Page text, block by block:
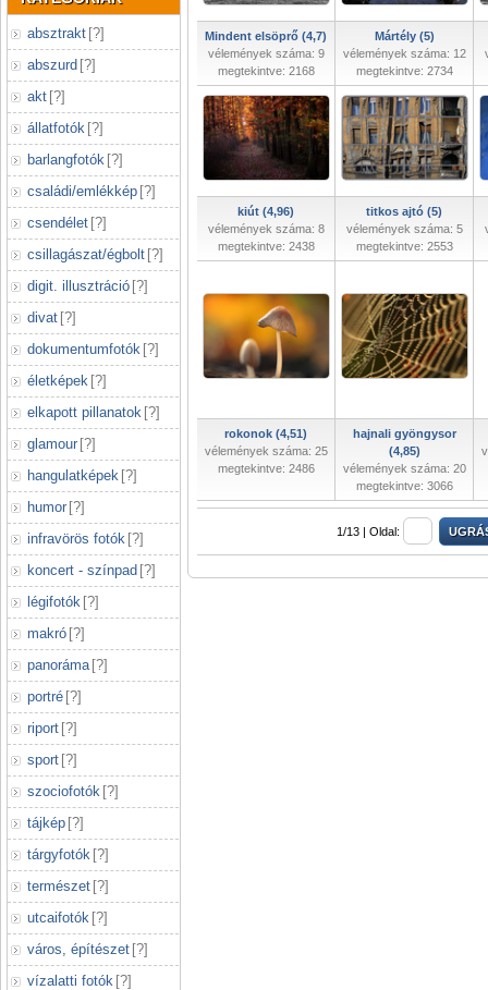
absztrakt [?]
abszurd [?]
akt [?]
állatfotók [?]
barlangfotók [?]
családi/emlékkép [?]
csendélet [?]
csillagászat/égbolt [?]
digit. illusztráció [?]
divat [?]
dokumentumfotók [?]
életképek [?]
elkapott pillanatok [?]
glamour [?]
hangulatképek [?]
humor [?]
infravörös fotók [?]
koncert - színpad [?]
légifotók [?]
makró [?]
panoráma [?]
portré [?]
riport [?]
sport [?]
szociofotók [?]
tájkép [?]
tárgyfotók [?]
természet [?]
utcaifotók [?]
város, építészet [?]
vízalatti fotók [?]
Mindent elsöprő (4,7)
vélemények száma: 9
megtekintve: 2168
Mártély (5)
vélemények száma: 12
megtekintve: 2734
kiút (4,96)
vélemények száma: 8
megtekintve: 2438
titkos ajtó (5)
vélemények száma: 5
megtekintve: 2553
rokonok (4,51)
vélemények száma: 25
megtekintve: 2486
hajnali gyöngysor
(4,85)
vélemények száma: 20
megtekintve: 3066
1/13 | Oldal: